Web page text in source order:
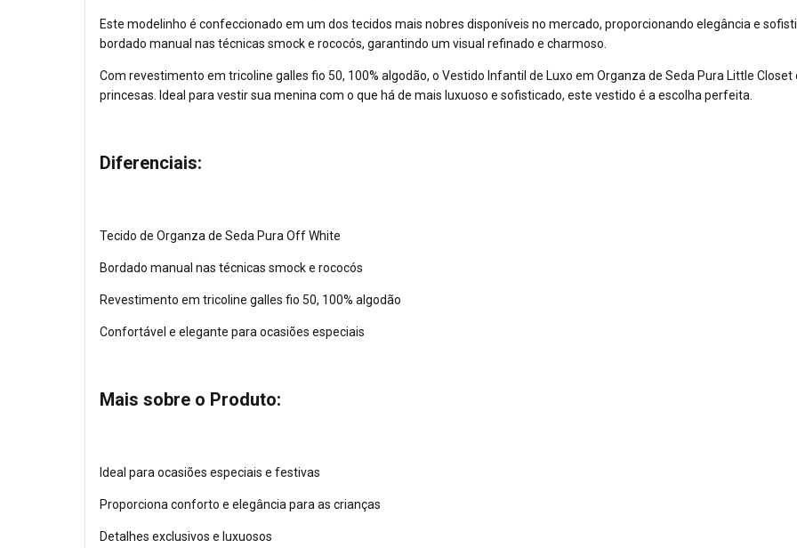
Este modelinho é confeccionado em um dos tecidos mais nobres disponíveis no mercado, proporcionando elegância e
bordado manual nas técnicas smock e rococós, garantindo um visual refinado e charmoso.
Com revestimento em tricoline galles fio 50, 100% algodão, o Vestido Infantil de Luxo em Organza de Seda Pura Little
princesas. Ideal para vestir sua menina com o que há de mais luxuoso e sofisticado, este vestido é a escolha perfeita.
Diferenciais:
Tecido de Organza de Seda Pura Off White
Bordado manual nas técnicas smock e rococós
Revestimento em tricoline galles fio 50, 100% algodão
Confortável e elegante para ocasiões especiais
Mais sobre o Produto:
Ideal para ocasiões especiais e festivas
Proporciona conforto e elegância para as crianças
Detalhes exclusivos e luxuosos